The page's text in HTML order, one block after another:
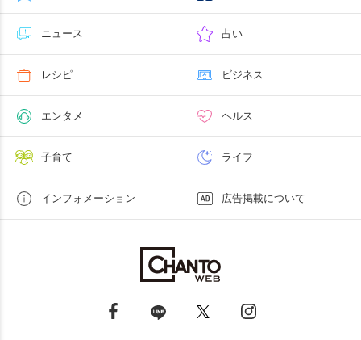
ニュース 占い
レシピ ビジネス
エンタメ ヘルス
子育て ライフ
インフォメーション 広告掲載について